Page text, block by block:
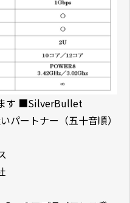
す ■SilverBullet
ートナー（五十音順）